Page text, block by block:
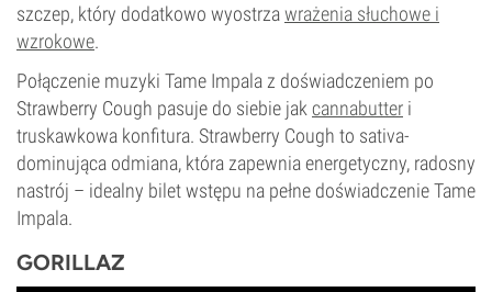
szczep, który dodatkowo wyostrzawrażenia słuchowe i
wzrokowe.
Połączenie muzyki Tame Impala z doświadczeniem po
Strawberry Cough pasuje do siebie jakcannabutter i
truskawkowa konfitura. Strawberry Cough to sativa-
dominująca odmiana, która zapewnia energetyczny, radosny
nastrój – idealny bilet wstępu na pełne doświadczenie Tame
Impala.
GORILLAZ